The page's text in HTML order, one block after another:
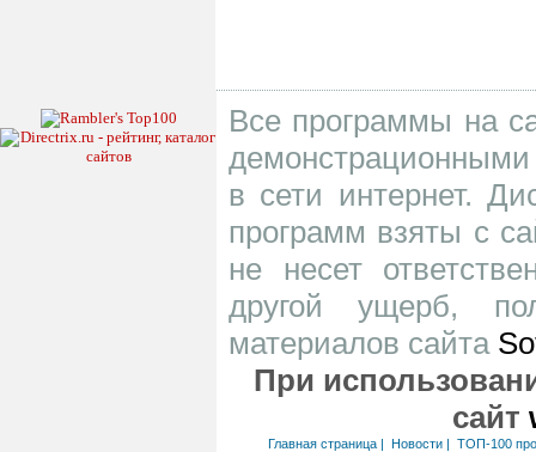
Все программы на
в сети интернет.
программ взяты с
не несет
другой ущерб,
материалов сайта
При
сайт
Главная страница| Новости| ТОП-100